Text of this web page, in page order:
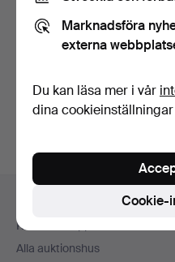
Skulptur, samtida,
"Cowboy catching
264 USD
Sidfotsnavigation
Kontakta support
Alla auktionshus
Marknadsföra
externa
Du kan läsa mer i vår
dina
Cookie-